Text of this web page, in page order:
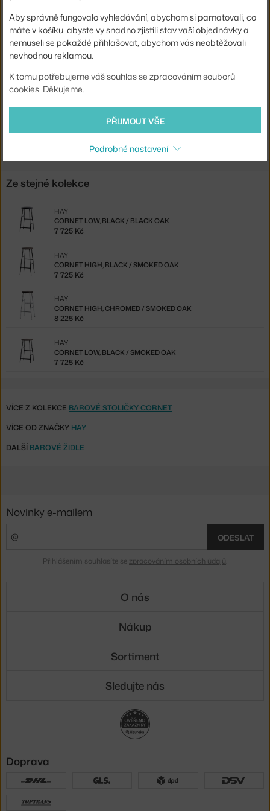
Materiál:
chromovaná ocel, dubové dřevo
Sedák:
dřevo
Podnož:
kov
Kód produktu
HAY-AA588-A217
EAN
5710441255611
Ste zo Slovenska? Prejdite naCornet High, Chromed / Oak
Shopping from the EU? Switch toCornet High, chromed/oak
Ze stejné kolekce
CORNET LOW, BLACK / BLACK OAK
HAY
7 725 Kč
CORNET HIGH, BLACK / SMOKED OAK
HAY
7 725 Kč
CORNET HIGH, CHROMED / SMOKED OAK
HAY
8 225 Kč
CORNET LOW, BLACK / SMOKED OAK
HAY
7 725 Kč
VÍCE Z KOLEKCE BAROVÉ STOLIČKY CORNET
VÍCE OD ZNAČKY HAY
DALŠÍ BAROVÉ ŽIDLE
Aby správně fungovalo vyhledávání, abychom si pamatovali, co
máte v košíku, abyste vy snadno zjistili stav vaší objednávky a
nemuseli se pokaždé přihlašovat, abychom vás neobtěžovali
nevhodnou reklamou.
K tomu potřebujeme váš souhlas se zpracováním souborů
cookies. Děkujeme.
PŘIJMOUT VŠE
Podrobné nastavení
Novinky e-mailem
ODESLAT
Přihlášením souhlasíte se zpracováním osobních údajů
O nás
Nákup
Sortiment
Sledujte nás
Doprava